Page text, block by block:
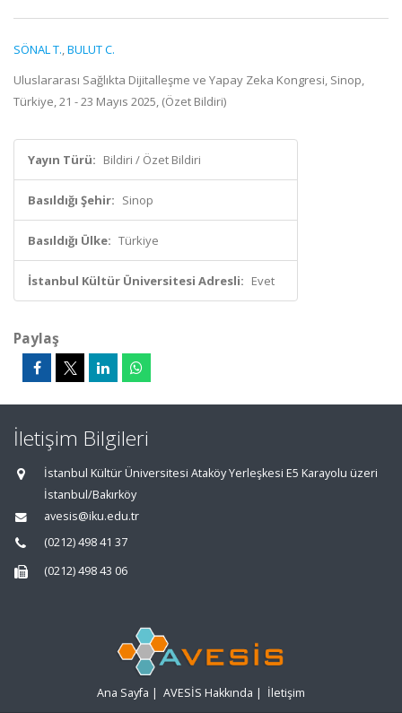
SÖNAL T.,BULUT C.
Uluslararası Sağlıkta Dijitalleşme ve Yapay Zeka Kongresi, Sinop,
Türkiye, 21 - 23 Mayıs 2025, (Özet Bildiri)
Yayın Türü: Bildiri / Özet Bildiri
Basıldığı Şehir: Sinop
Basıldığı Ülke: Türkiye
İstanbul Kültür Üniversitesi Adresli: Evet
Paylaş
İletişim Bilgileri
İstanbul Kültür Üniversitesi Ataköy Yerleşkesi E5 Karayolu üzeri
İstanbul/Bakırköy
avesis@iku.edu.tr
(0212) 498 41 37
(0212) 498 43 06
Ana Sayfa | AVESİS Hakkında | İletişim